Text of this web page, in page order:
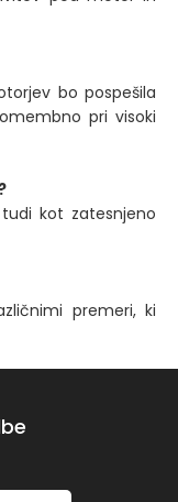
bo pospešila
pri visoki
kot zatesnjeno
premeri, ki